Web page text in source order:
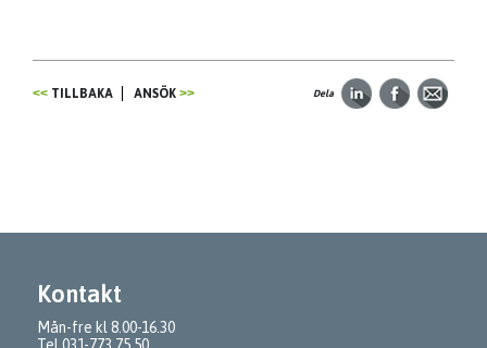
TILLBAKA ANSÖK Dela
Kontakt
Mån-fre kl 8.00-16.30